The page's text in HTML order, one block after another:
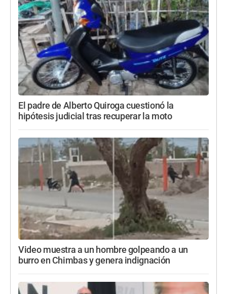
El padre de Alberto Quiroga cuestionó la
hipótesis judicial tras recuperar la moto
Video muestra a un hombre golpeando a un
burro en Chimbas y genera indignación